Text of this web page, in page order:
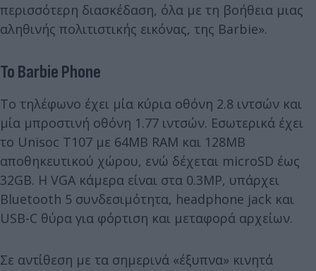
περισσότερη διασκέδαση, όλα με τη βοήθεια μιας
αληθινής πολιτιστικής εικόνας, της Barbie».
Το Barbie Phone
Το τηλέφωνο έχει μία κύρια οθόνη 2.8 ιντσών και
μία μπροστινή οθόνη 1.77 ιντσών. Εσωτερικά έχει
το Unisoc T107 με 64ΜΒ RAM και 128MB
αποθηκευτικού χώρου, ενώ δέχεται microSD έως
32GB. Η VGA κάμερα είναι στα 0.3MP, υπάρχει
Bluetooth 5 συνδεσιμότητα, headphone jack και
USB-C θύρα για φόρτιση και μεταφορά αρχείων.
Σε αντίθεση με τα σημερινά «έξυπνα» κινητά